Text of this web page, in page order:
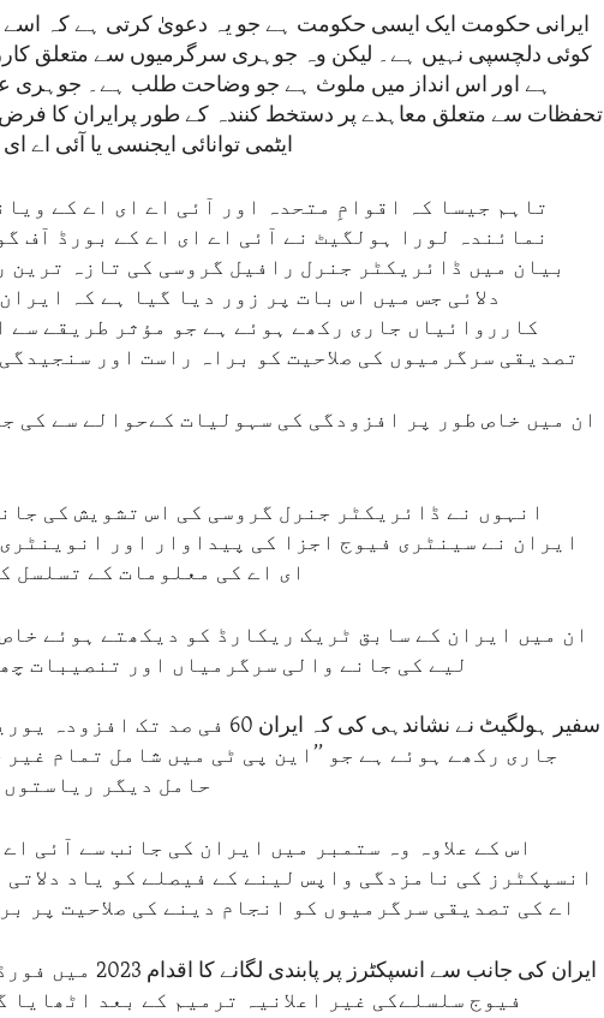
ایرانی حکومت ایک ایسی حکومت ہے جو یہ دعویٰ کرتی ہے کہ اسے
کوئی دلچسپی نہیں ہے۔ لیکن وہ جوہری سرگرمیوں سے متعلق
ہے اور اس انداز میں ملوث ہے جو وضاحت طلب ہے۔ جوہری
تحفظات سے متعلق معاہدے پر دستخط کنندہ کے طور پرایران کا فرض
ایٹمی توانائی ایجنسی یا آئی اے
تاہم جیسا کہ اقوامِ متحدہ اور آئی اے ای اے کے
نمائندہ لورا ہولگیٹ نے آئی اے ای اے کے بورڈ آف
بیان میں ڈائریکٹر جنرل رافیل گروسی کی تازہ ترین
دلائی جس میں اس بات پر زور دیا گیا ہے کہ
کارروائیاں جاری رکھے ہوئے ہے جو مؤثر طریقے سے
تصدیقی سرگرمیوں کی صلاحیت کو براہ راست اور
ان میں خاص طور پر افزودگی کی سہولیات کےحوالے سے کی
انہوں نے ڈائریکٹر جنرل گروسی کی اس تشویش کی
ایران نے سینٹری فیوج اجزا کی پیداوار اور
ای اے کی معلومات کے تسلسل
ان میں ایران کے سابق ٹریک ریکارڈ کو دیکھتے ہوئے
لیے کی جانے والی سرگرمیاں اور تنصیبات
سفیر ہولگیٹ نے نشاندہی کی کہ ایران 60
جاری رکھے ہوئے ہے جو ’’این پی ٹی میں شامل تمام
حامل دیگر ریاستوں
اس کے علاوہ وہ ستمبر میں ایران کی جانب سے آئی
انسپکٹرز کی نامزدگی واپس لینے کے فیصلے کو یاد
اے کی تصدیقی سرگرمیوں کو انجام دینے کی صلاحیت پر
ایران کی جانب سے
فیوج سلسلےکی غیر اعلانیہ ترمیم کے بعد اٹھایا